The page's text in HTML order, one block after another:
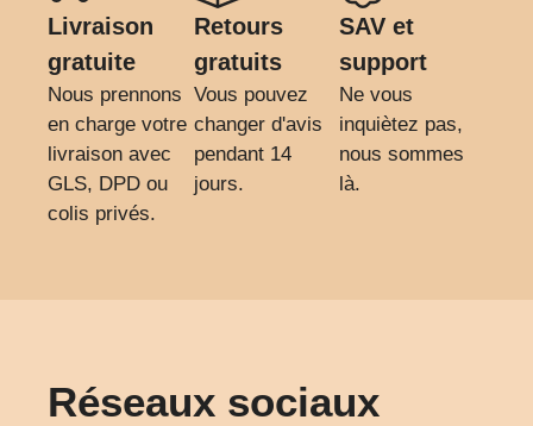
Livraison
gratuite
Nous prennons
en charge votre
livraison avec
GLS, DPD ou
colis privés.
Retours
gratuits
Vous pouvez
changer d'avis
pendant 14
jours.
SAV et
support
Ne vous
inquiètez pas,
nous sommes
là.
Réseaux sociaux